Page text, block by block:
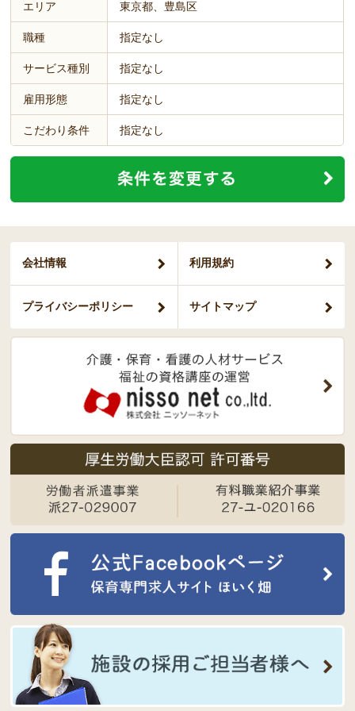
エリア 東京都、豊島区
職種 指定なし
サービス種別 指定なし
雇用形態 指定なし
こだわり条件 指定なし
会社情報 利用規約
プライバシーポリシー サイトマップ